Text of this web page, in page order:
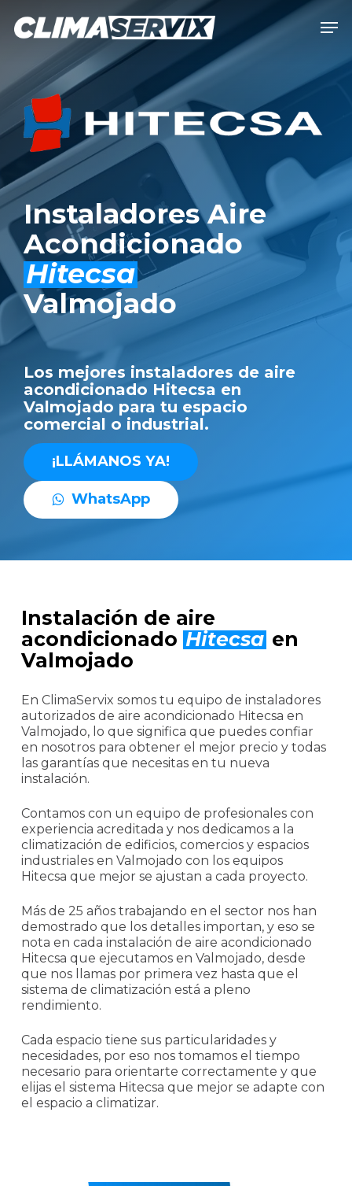
content
Instaladores Aire
Acondicionado
Hitecsa
Valmojado
Los mejores instaladores de aire
acondicionado Hitecsa en
Valmojado para tu espacio
comercial o industrial.
¡LLÁMANOS YA!
WhatsApp
Instalación de aire
acondicionado Hitecsa en
Valmojado
En ClimaServix somos tu equipo de instaladores
autorizados de aire acondicionado Hitecsa en
Valmojado, lo que significa que puedes confiar
en nosotros para obtener el mejor precio y todas
las garantías que necesitas en tu nueva
instalación.
Contamos con un equipo de profesionales con
experiencia acreditada y nos dedicamos a la
climatización de edificios, comercios y espacios
industriales en Valmojado con los equipos
Hitecsa que mejor se ajustan a cada proyecto.
Más de 25 años trabajando en el sector nos han
demostrado que los detalles importan, y eso se
nota en cada instalación de aire acondicionado
Hitecsa que ejecutamos en Valmojado, desde
que nos llamas por primera vez hasta que el
sistema de climatización está a pleno
rendimiento.
Cada espacio tiene sus particularidades y
necesidades, por eso nos tomamos el tiempo
necesario para orientarte correctamente y que
elijas el sistema Hitecsa que mejor se adapte con
el espacio a climatizar.
Menu